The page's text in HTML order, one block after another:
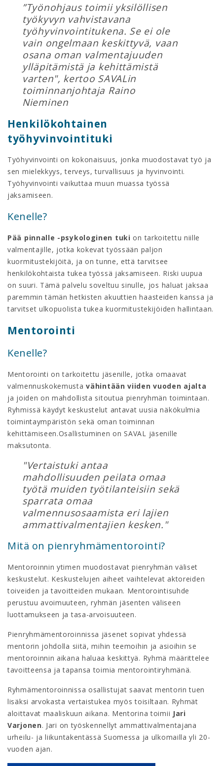
”Työnohjaus toimii yksilöllisen
työkyvyn vahvistavana
työhyvinvointitukena. Se ei ole
vain ongelmaan keskittyvä, vaan
osana oman valmentajuuden
ylläpitämistä ja kehittämistä
varten", kertoo SAVALin
toiminnanjohtaja Raino
Nieminen
Henkilökohtainen
työhyvinvointituki
Työhyvinvointi on kokonaisuus, jonka muodostavat työ ja
sen mielekkyys, terveys, turvallisuus ja hyvinvointi.
Työhyvinvointi vaikuttaa muun muassa työssä
jaksamiseen.
Kenelle?
Pää pinnalle -psykologinen tuki on tarkoitettu niille
valmentajille, jotka kokevat työssään paljon
kuormitustekijöitä, ja on tunne, että tarvitsee
henkilökohtaista tukea työssä jaksamiseen. Riski uupua
on suuri. Tämä palvelu soveltuu sinulle, jos haluat jaksaa
paremmin tämän hetkisten akuuttien haasteiden kanssa ja
tarvitset ulkopuolista tukea kuormitustekijöiden hallintaan.
Mentorointi
Kenelle?
Mentorointi on tarkoitettu jäsenille, jotka omaavat
valmennuskokemustavähintään viiden vuoden ajalta
ja joiden on mahdollista sitoutua pienryhmän toimintaan.
Ryhmissä käydyt keskustelut antavat uusia näkökulmia
toimintaympäristön sekä oman toiminnan
kehittämiseen.Osallistuminen on SAVAL jäsenille
maksutonta.
"Vertaistuki antaa
mahdollisuuden peilata omaa
työtä muiden työtilanteisiin sekä
sparrata omaa
valmennusosaamista eri lajien
ammattivalmentajien kesken."
Mitä on pienryhmämentorointi?
Mentoroinnin ytimen muodostavat pienryhmän väliset
keskustelut. Keskustelujen aiheet vaihtelevat aktoreiden
toiveiden ja tavoitteiden mukaan. Mentorointisuhde
perustuu avoimuuteen, ryhmän jäsenten väliseen
luottamukseen ja tasa-arvoisuuteen.
Pienryhmämentoroinnissa jäsenet sopivat yhdessä
mentorin johdolla siitä, mihin teemoihin ja asioihin se
mentoroinnin aikana haluaa keskittyä. Ryhmä määrittelee
tavoitteensa ja tapansa toimia mentorointiryhmänä.
Ryhmämentoroinnissa osallistujat saavat mentorin tuen
lisäksi arvokasta vertaistukea myös toisiltaan. Ryhmät
aloittavat maaliskuun aikana. Mentorina toimii Jari
Varjonen. Jari on työskennellyt ammattivalmentajana
urheilu- ja liikuntakentässä Suomessa ja ulkomailla yli 20-
vuoden ajan.